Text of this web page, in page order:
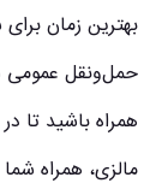
بهترین زمان
حمل‌ونقل عمومی
همراه باشید تا
مالزی، همراه